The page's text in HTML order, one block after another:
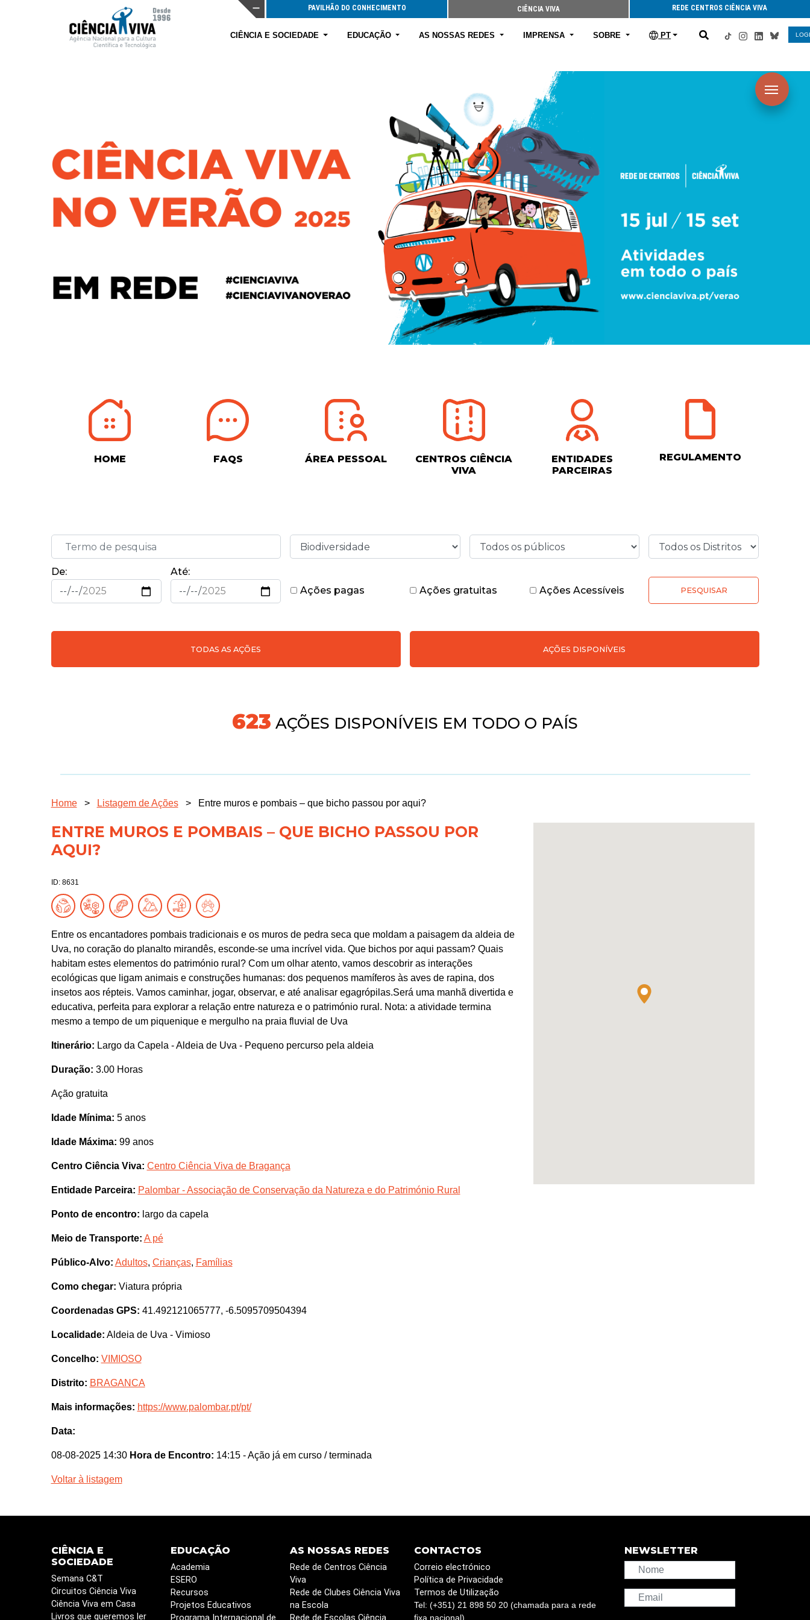
PAVILHÃO DO CONHECIMENTO CIÊNCIA VIVA REDE CENTROS CIÊNCIA VIVA
CIÊNCIA E SOCIEDADE EDUCAÇÃO AS NOSSAS REDES IMPRENSA SOBRE PT
HOME FAQS ÁREA PESSOAL
CENTROS CIÊNCIA
VIVA
ENTIDADES
PARCEIRAS
REGULAMENTO
De:
Até:
Ações pagas
Ações gratuitas Ações Acessíveis PESQUISAR
TODAS AS AÇÕES AÇÕES DISPONÍVEIS
718AÇÕES DISPONÍVEIS EM TODO O PAÍS
Home > Listagem de Ações > Entre muros e pombais – que bicho passou por aqui?
ENTRE MUROS E POMBAIS – QUE BICHO PASSOU POR
AQUI?
ID: 8631
Entre os encantadores pombais tradicionais e os muros de pedra seca que moldam a paisagem da aldeia de
Uva, no coração do planalto mirandês, esconde-se uma incrível vida. Que bichos por aqui passam? Quais
habitam estes elementos do património rural? Com um olhar atento, vamos descobrir as interações
ecológicas que ligam animais e construções humanas: dos pequenos mamíferos às aves de rapina, dos
insetos aos répteis. Vamos caminhar, jogar, observar, e até analisar egagrópilas.Será uma manhã divertida e
educativa, perfeita para explorar a relação entre natureza e o património rural. Nota: a atividade termina
mesmo a tempo de um piquenique e mergulho na praia fluvial de Uva
Itinerário: Largo da Capela - Aldeia de Uva - Pequeno percurso pela aldeia
Duração: 3.00 Horas
Ação gratuita
Idade Mínima: 5 anos
Idade Máxima: 99 anos
Centro Ciência Viva: Centro Ciência Viva de Bragança
Entidade Parceira: Palombar - Associação de Conservação da Natureza e do Património Rural
Ponto de encontro: largo da capela
Meio de Transporte: A pé
Público-Alvo: Adultos, Crianças, Famílias
Como chegar: Viatura própria
Coordenadas GPS: 41.492121065777, -6.5095709504394
Localidade: Aldeia de Uva - Vimioso
Concelho: VIMIOSO
Distrito: BRAGANCA
Mais informações: https://www.palombar.pt/pt/
Data:
08-08-2025 14:30 Hora de Encontro: 14:15 - Ação já em curso / terminada
Voltar à listagem
CIÊNCIA E
SOCIEDADE
Semana C&T
Circuitos Ciência Viva
Ciência Viva em Casa
Livros que queremos ler
EDUCAÇÃO
Academia
ESERO
Recursos
Projetos Educativos
AS NOSSAS REDES
Rede de Centros Ciência
Viva
Rede de Clubes Ciência Viva
na Escola
CONTACTOS
Correio electrónico
Política de Privacidade
Termos de Utilização
Tel: (+351) 21 898 50 20 (chamada para a rede
fixa nacional)
NEWSLETTER